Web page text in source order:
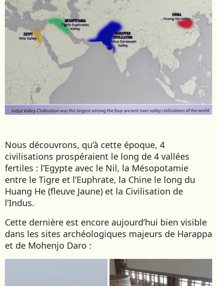
GUATEMALA
GUINÉE-BISSAU
GUINÉE CONAKRY
HONDURAS
INDONÉSIE
IRAQ
JAPON
KAZAKHSTAN
KENYA
KOSOVO
LAOS
LETTONIE
LITUANIE
MACÉDOINE DU NORD
Nous découvrons, qu’à cette époque, 4
civilisations prospéraient le long de 4 vallées
fertiles : l’Egypte avec le Nil, la Mésopotamie
entre le Tigre et l’Euphrate, la Chine le long du
Huang He (fleuve Jaune) et la Civilisation de
l’Indus.
Cette dernière est encore aujourd’hui bien visible
dans les sites archéologiques majeurs de Harappa
et de Mohenjo Daro :